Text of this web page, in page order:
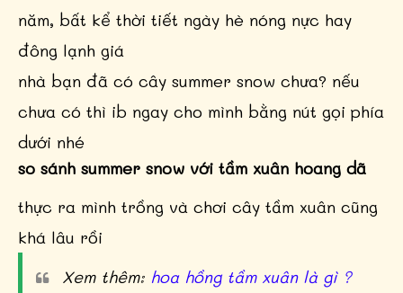
năm, bất kể thời tiết ngày hè nóng nực hay
đông lạnh giá
nhà bạn đã có cây summer snow chưa? nếu
chưa có thì ib ngay cho mình bằng nút gọi phía
dưới nhé
so sánh summer snow với tầm xuân hoang dã
thực ra mình trồng và chơi cây tầm xuân cũng
khá lâu rồi
Xem thêm: hoa hồng tầm xuân là gì ?